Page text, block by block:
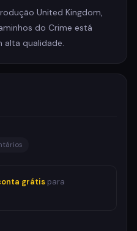
United Kingdom,
do Crime está
alta qualidade.
grátis para